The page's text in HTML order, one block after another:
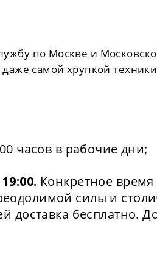
по Москве и
даже самой хрупкой
часов в рабочие дни;
Конкретное время
силы и
доставка бесплатно.